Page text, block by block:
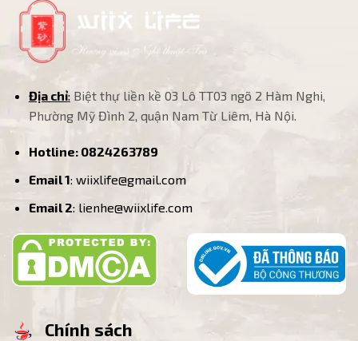
Địa chỉ:Biệt thự liền kề 03 Lô TT03 ngõ 2 Hàm Nghi,
Phường Mỹ Đình 2, quận Nam Từ Liêm, Hà Nội.
Hotline: 0824263789
Email 1: wiixlife@gmail.com
Email 2: lienhe@wiixlife.com
Chính sách